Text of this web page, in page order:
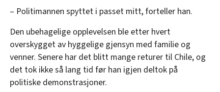
– Politimannen spyttet i passet mitt, forteller han.
Den ubehagelige opplevelsen ble etter hvert
overskygget av hyggelige gjensyn med familie og
venner. Senere har det blitt mange returer til Chile, og
det tok ikke så lang tid før han igjen deltok på
politiske demonstrasjoner.